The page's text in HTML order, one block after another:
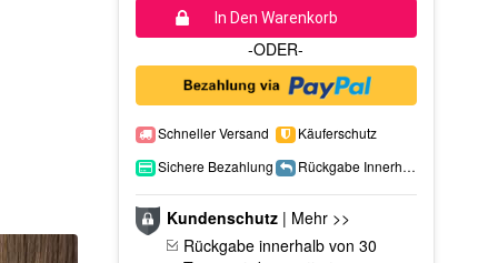
In Den Warenkorb
-ODER-
Schneller Versand
Käuferschutz
Sichere Bezahlung
Rückgabe Innerhalb 15 Tage
Kundenschutz| Mehr >>
Rückgabe innerhalb von 30